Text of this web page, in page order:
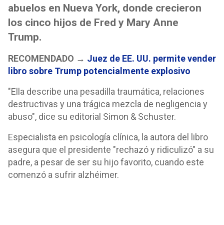
abuelos en Nueva York, donde crecieron
los cinco hijos de Fred y Mary Anne
Trump.
RECOMENDADO → Juez de EE. UU. permite vender
libro sobre Trump potencialmente explosivo
"Ella describe una pesadilla traumática, relaciones
destructivas y una trágica mezcla de negligencia y
abuso", dice su editorial Simon & Schuster.
Especialista en psicología clínica, la autora del libro
asegura que el presidente "rechazó y ridiculizó" a su
padre, a pesar de ser su hijo favorito, cuando este
comenzó a sufrir alzhéimer.